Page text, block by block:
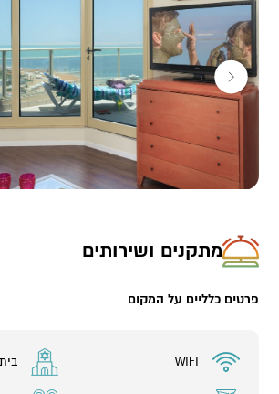
במסעדת קולאז' – חדר האוכל המרכזי מוגשות
וערב. במהלך הארוחות תיהנו מבר שתייה חופשית
בטריקולור – אספרסו בר הממוקם בקומת
לשבת ולנוח עם כוס קפה ועוגה מתוקה.
הסנייק בר ממוקם ברחבת הבריכה ומציע מגוון
המבורגרים, שניצלונים ועוד (בתוספת תשלום).
לקטנטנים.
עוד לילדים- מועדון פתאל קידס קלאב עם יצירה,
לבליינים שבינינו המלון מזמין למופעי ערב
מתקנים ושירותים
פרטים כלליים על המקום
WIFI